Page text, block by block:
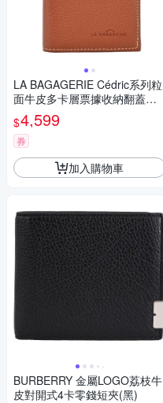
LA BAGAGERIE Cédric系列粒
面牛皮多卡層票據收納翻蓋直
式短夾(駝棕)
$4,599
券
加入購物車
BURBERRY 金屬LOGO荔枝牛
皮對開式4卡零錢短夾(黑)